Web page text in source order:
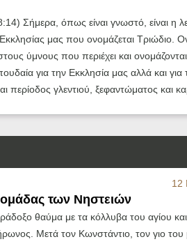
Σήμερα, όπως είναι γνωστό, είναι η
μας που ονομάζεται Τριώδιο.
ύμνους που περιέχει και
για την Εκκλησία μας αλλά και για
περίοδος γλεντιού, ξεφαντώματος και
12
των Νηστειών
θαύμα με τα κόλλυβα του αγίου
Μετά τον Κωνστάντιο, τον γιο του